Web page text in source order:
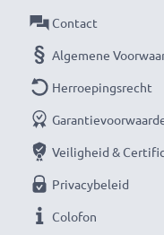
vervanging van je
Als internationale
waarom het draait
scanner/mobile data
maanden garantie!
Contact
Algemene
Herroepingsrecht
Veiligheid &
Privacybeleid
Colofon